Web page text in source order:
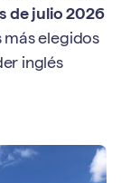
de julio 2026
más elegidos
inglés